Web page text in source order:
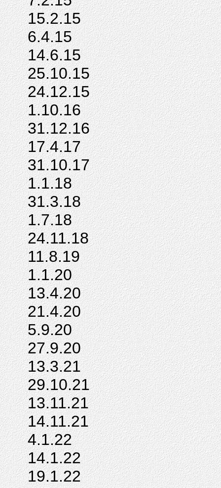
15.2.15
6.4.15
14.6.15
25.10.15
24.12.15
1.10.16
31.12.16
17.4.17
31.10.17
1.1.18
31.3.18
1.7.18
24.11.18
11.8.19
1.1.20
13.4.20
21.4.20
5.9.20
27.9.20
13.3.21
29.10.21
13.11.21
14.11.21
4.1.22
14.1.22
19.1.22